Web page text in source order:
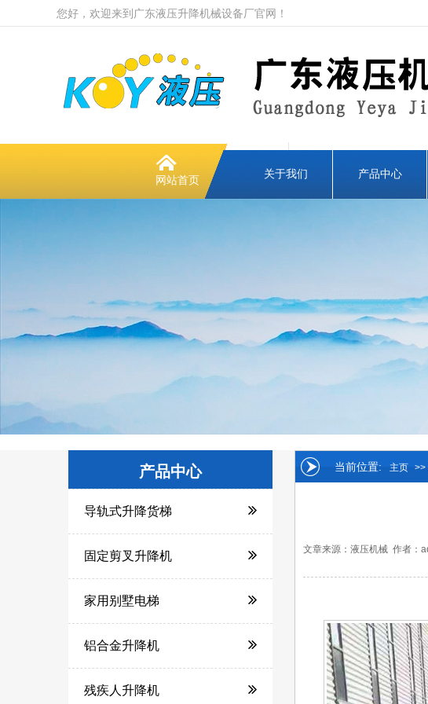
您好，欢迎来到广东液压升降机械设备厂官网！
网站首页
关于我们 产品中心
产品中心
导轨式升降货梯
固定剪叉升降机
家用别墅电梯
铝合金升降机
残疾人升降机
当前位置: 主页 >>
文章来源：液压机械 作者：